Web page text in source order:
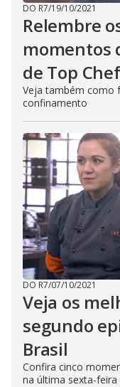
DO R7/19/10/2021
Relembre
momentos
de Top
Veja também como
confinamento
DO R7/07/10/2021
Veja os
segundo
Brasil
Confira cinco
na última sexta-feira